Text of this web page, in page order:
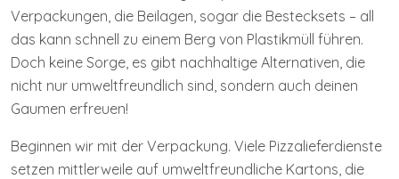
Verpackungen, die Beilagen, sogar die Bestecksets – all
das kann schnell zu einem Berg von Plastikmüll führen.
Doch keine Sorge, es gibt nachhaltige Alternativen, die
nicht nur umweltfreundlich sind, sondern auch deinen
Gaumen erfreuen!
Beginnen wir mit der Verpackung. Viele Pizzalieferdienste
setzen mittlerweile auf umweltfreundliche Kartons, die